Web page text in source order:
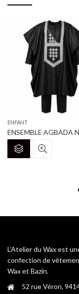
ENFANT
ENSEMBLE AGBADA
L’Atelier du Wax est
confection de
Wax et Bazin.
52 rue Véron,